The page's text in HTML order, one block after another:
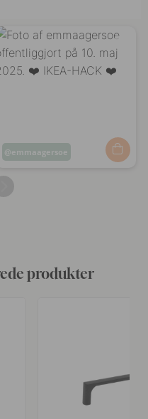
Opslag
emmaagersoe
produkter